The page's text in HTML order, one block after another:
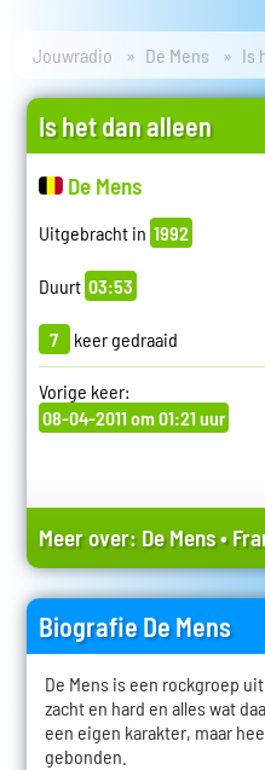
Jouwradio De Mens Is
Is het dan alleen
De Mens
Uitgebracht in 1992
Duurt 03:53
7 keer gedraaid
Vorige keer:
08-04-2011 om 01:21 uur
Meer over: De Mens•
Biografie De Mens
De Mens is een rockgroep
zacht en hard en alles wat
een eigen karakter, maar
gebonden.